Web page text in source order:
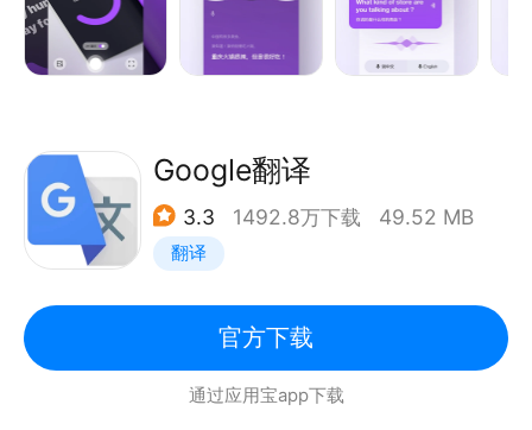
【深受亿万用户和业界同行信任】
- 博鳌AI同传技术展示方
【主要功能】
* 语音翻译 | 无需打字，快拿去与歪果友人谈笑风生
吧；
* 全能生词本 | 收藏词句轻松复习；
--------------------
Google翻译
3.3 1492.8万下载 49.52 MB
翻译
官方下载
通过应用宝app下载